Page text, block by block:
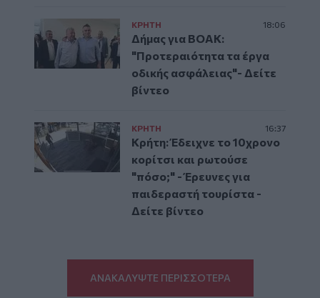
ΚΡΗΤΗ 18:06
Δήμας για ΒΟΑΚ:
"Προτεραιότητα τα έργα
οδικής ασφάλειας"- Δείτε
βίντεο
ΚΡΗΤΗ 16:37
Κρήτη: Έδειχνε το 10χρονο
κορίτσι και ρωτούσε
"πόσο;" - Έρευνες για
παιδεραστή τουρίστα -
Δείτε βίντεο
ΑΝΑΚΑΛΥΨΤΕ ΠΕΡΙΣΣΟΤΕΡΑ